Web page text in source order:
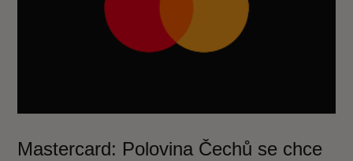
Mastercard: Polovina Čechů se chce